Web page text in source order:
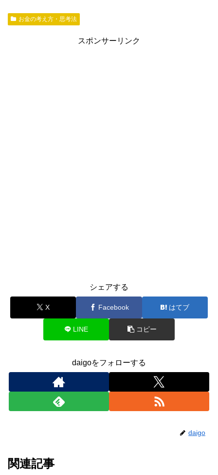
お金の考え方・思考法
スポンサーリンク
シェアする
X Facebook はてブ
LINE コピー
daigoをフォローする
daigo
関連記事